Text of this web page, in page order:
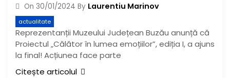
On 30/01/2024 By Laurentiu Marinov
actualitate
Reprezentanții Muzeului Județean Buzău anunță că
Proiectul „Călător în lumea emoțiilor”, ediția I, a ajuns
la final! Acțiunea face parte
Citește articolul